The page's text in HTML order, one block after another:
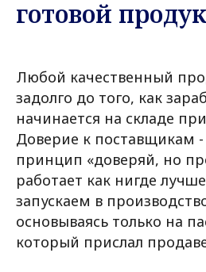
готовой
Любой качественный
задолго до того, как
начинается на складе
Доверие к поставщикам
принцип «доверяй, но
работает как нигде
запускаем в
основываясь только на
который прислал